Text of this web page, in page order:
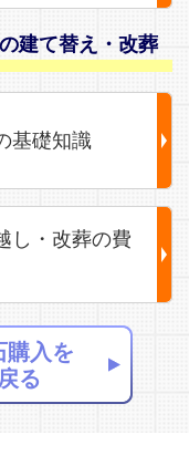
建て替え・改葬
基礎知識
し・改葬の費
購入を
る